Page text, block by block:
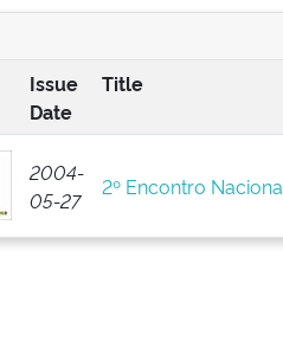
Issue
Date
Title
2004-
05-27
2º Encontro